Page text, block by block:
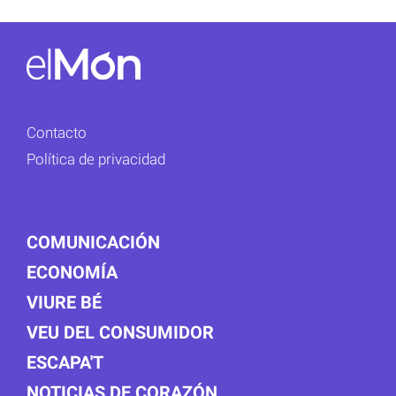
Contacto
Política de privacidad
COMUNICACIÓN
ECONOMÍA
VIURE BÉ
VEU DEL CONSUMIDOR
ESCAPA'T